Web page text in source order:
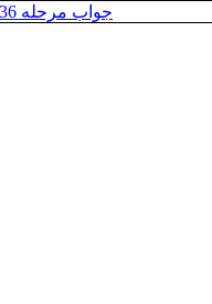
جواب مرحله 1136 آمیرزا